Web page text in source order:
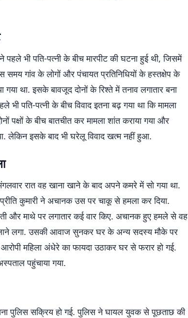
पहले भी पति-पत्नी के बीच मारपीट की घटना हुई थी, जिसमें
समय गांव के लोगों और पंचायत प्रतिनिधियों के हस्तक्षेप के
गया था. इसके बावजूद दोनों के रिश्ते में तनाव लगातार बना
भी पति-पत्नी के बीच विवाद इतना बढ़ गया था कि मामला
पक्षों के बीच बातचीत कर मामला शांत कराया गया और
लेकिन इसके बाद भी घरेलू विवाद खत्म नहीं हुआ.
रात वह खाना खाने के बाद अपने कमरे में सो गया था.
कुमारी ने अचानक उस पर चाकू से हमला कर दिया.
और माथे पर लगातार कई वार किए. अचानक हुए हमले से वह
लगा. उसकी आवाज सुनकर घर के अन्य सदस्य मौके पर
महिला अंधेरे का फायदा उठाकर घर से फरार हो गई.
पहुंचाया गया.
पुलिस सक्रिय हो गई. पुलिस ने घायल युवक से पूछताछ की